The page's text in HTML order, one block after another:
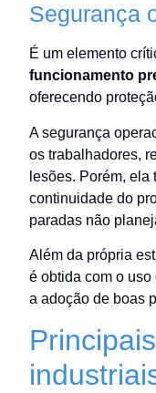
Segurança
É um elemento
funcionamento
oferecendo
A segurança
os trabalhadores,
lesões. Porém,
continuidade do
paradas não
Além da própria
é obtida com o
a adoção de boas